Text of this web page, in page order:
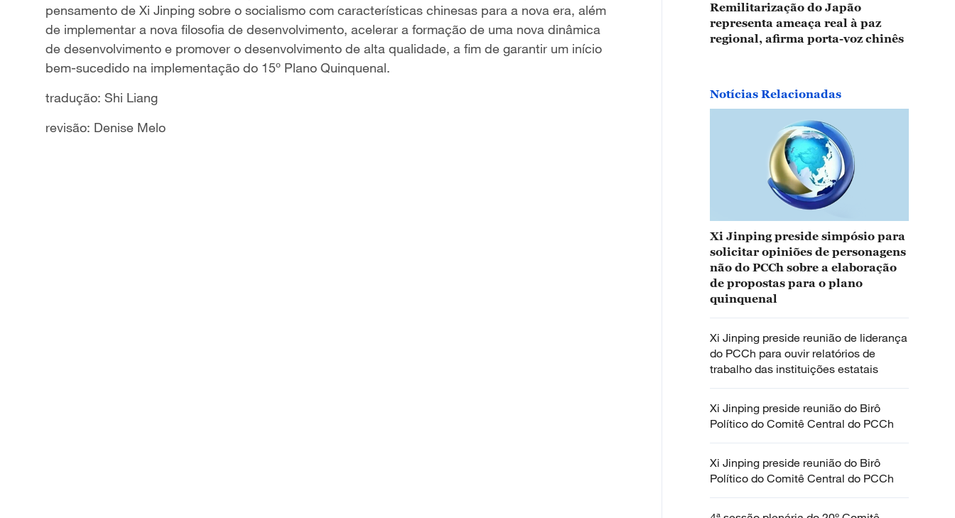
pensamento de Xi Jinping sobre o socialismo com características chinesas para a nova era, além
de implementar a nova filosofia de desenvolvimento, acelerar a formação de uma nova dinâmica
de desenvolvimento e promover o desenvolvimento de alta qualidade, a fim de garantir um início
bem-sucedido na implementação do 15º Plano Quinquenal.
tradução: Shi Liang
revisão: Denise Melo
Remilitarização do Japão
representa ameaça real à paz
regional, afirma porta-voz chinês
Notícias Relacionadas
Xi Jinping preside simpósio para
solicitar opiniões de personagens
não do PCCh sobre a elaboração
de propostas para o plano
quinquenal
Xi Jinping preside reunião de liderança
do PCCh para ouvir relatórios de
trabalho das instituições estatais
Xi Jinping preside reunião do Birô
Político do Comitê Central do PCCh
Xi Jinping preside reunião do Birô
Político do Comitê Central do PCCh